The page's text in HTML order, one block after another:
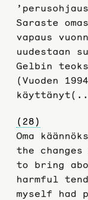
Saraste
vapaus
uudestaan
Gelbin
(Vuoden
(28)
Oma
the
to bring
harmful
myself had